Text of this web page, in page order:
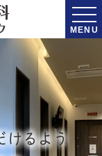
MENU
けるよう